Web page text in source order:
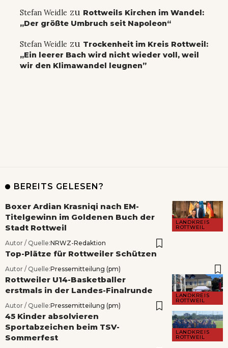
Stefan Weidle zu Rottweils Kirchen im Wandel:
„Der größte Umbruch seit Napoleon“
Stefan Weidle zu Trockenheit im Kreis Rottweil:
„Ein leerer Bach wird nicht wieder voll, weil
wir den Klimawandel leugnen”
BEREITS GELESEN?
LANDKREIS
ROTTWEIL
Boxer Ardian Krasniqi nach EM-
Titelgewinn im Goldenen Buch der
Stadt Rottweil
Autor / Quelle:NRWZ-Redaktion
Top-Plätze für Rottweiler Schützen
Autor / Quelle:Pressemitteilung (pm)
LANDKREIS
ROTTWEIL
Rottweiler U14-Basketballer
erstmals in der Landes-Finalrunde
Autor / Quelle:Pressemitteilung (pm)
LANDKREIS
ROTTWEIL
45 Kinder absolvieren
Sportabzeichen beim TSV-
Sommerfest